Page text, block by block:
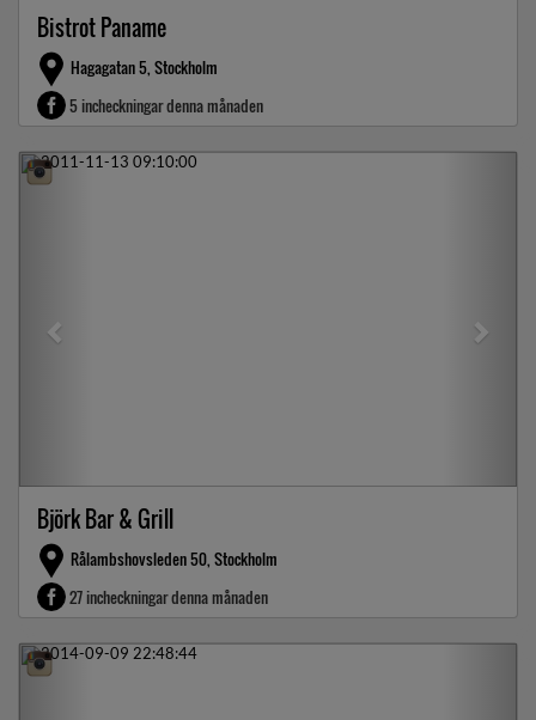
Bistrot Paname
Hagagatan 5, Stockholm
5 incheckningar denna månaden
Previous
Björk Bar & Grill
Rålambshovsleden 50, Stockholm
27 incheckningar denna månaden
Previous